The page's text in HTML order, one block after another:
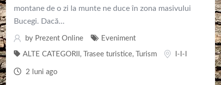
montane de o zi la munte ne duce în zona masivului
Bucegi. Dacă...
by Prezent Online Eveniment
ALTE CATEGORII , Trasee turistice, Turism I-I-I
2 luni ago